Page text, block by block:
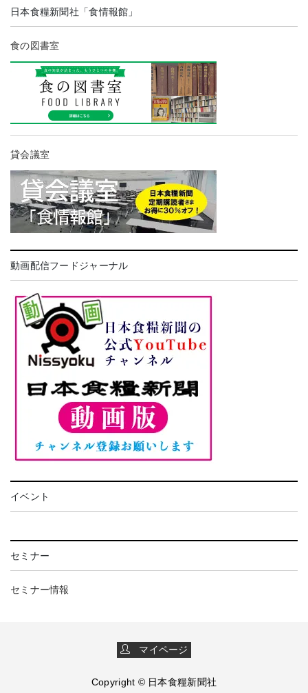
日本食糧新聞社「食情報館」
食の図書室
貸会議室
動画配信フードジャーナル
イベント
セミナー
セミナー情報
マイページ
Copyright © 日本食糧新聞社